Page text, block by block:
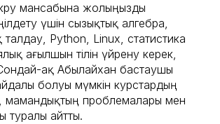
мансабына жолыңызды
үшін сызықтық алгебра,
талдау, Python, Linux, статистика
ағылшын тілін үйрену керек,
ақ Абылайхан бастаушы
болуы мүмкін курстардың
мамандықтың проблемалары мен
туралы айтты.